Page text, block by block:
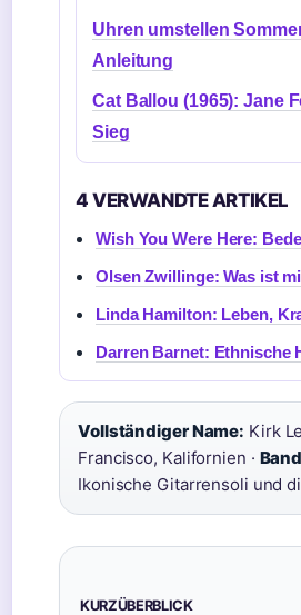
Uhren umstellen
Anleitung
Cat Ballou (1965): Jane
Sieg
4 VERWANDTE ARTIKEL
Wish You Were Here:
Olsen Zwillinge: Was ist
Linda Hamilton: Leben,
Darren Barnet: Ethnische
Vollständiger Name: Kirk
Francisco, Kalifornien ·
Ikonische Gitarrensoli und
KURZÜBERBLICK